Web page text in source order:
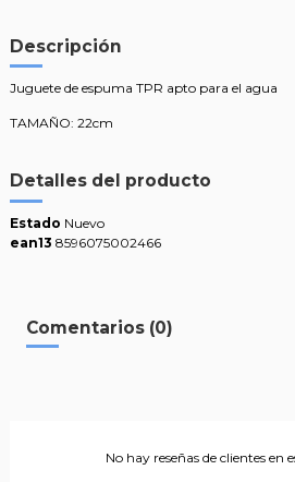
Descripción
Juguete de espuma TPR apto para el agua
TAMAÑO: 22cm
Detalles del producto
Estado Nuevo
ean13 8596075002466
Comentarios (0)
No hay reseñas de clientes en